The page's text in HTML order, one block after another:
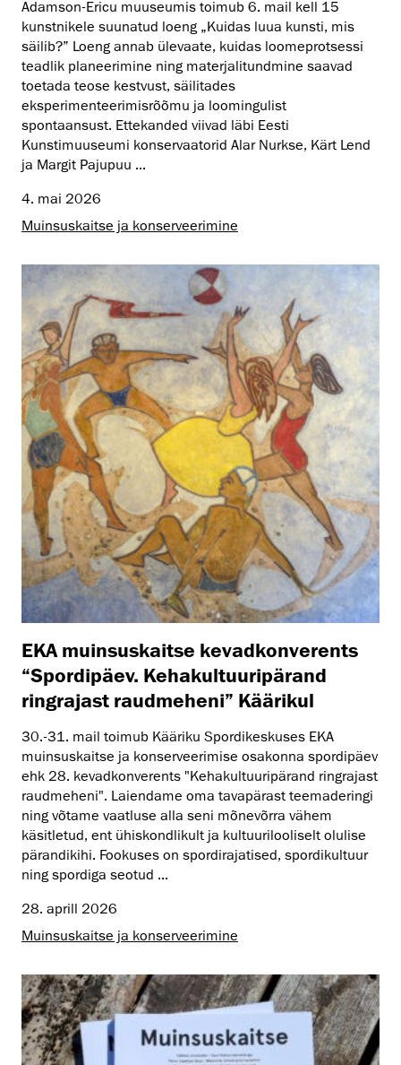
Adamson-Ericu muuseumis toimub 6. mail kell 15
kunstnikele suunatud loeng „Kuidas luua kunsti, mis
säilib?” Loeng annab ülevaate, kuidas loomeprotsessi
teadlik planeerimine ning materjalitundmine saavad
toetada teose kestvust, säilitades
eksperimenteerimisrõõmu ja loomingulist
spontaansust. Ettekanded viivad läbi Eesti
Kunstimuuseumi konservaatorid Alar Nurkse, Kärt Lend
ja Margit Pajupuu ...
4. mai 2026
Muinsus­kaitse ja konserveerimine
EKA muinsuskaitse kevadkonverents
“Spordipäev. Kehakultuuripärand
ringrajast raudmeheni” Käärikul
30.-31. mail toimub Kääriku Spordikeskuses EKA
muinsuskaitse ja konserveerimise osakonna spordipäev
ehk 28. kevadkonverents "Kehakultuuripärand ringrajast
raudmeheni". Laiendame oma tavapärast teemaderingi
ning võtame vaatluse alla seni mõnevõrra vähem
käsitletud, ent ühiskondlikult ja kultuurilooliselt olulise
pärandikihi. Fookuses on spordirajatised, spordikultuur
ning spordiga seotud ...
28. aprill 2026
Muinsus­kaitse ja konserveerimine